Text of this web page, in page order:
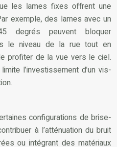
les lames fixes offrent une
exemple, des lames avec un
degrés peuvent bloquer
le niveau de la rue tout en
profiter de la vue vers le ciel.
l’investissement d’un vis-
configurations de brise-
à l’atténuation du bruit
ou intégrant des matériaux